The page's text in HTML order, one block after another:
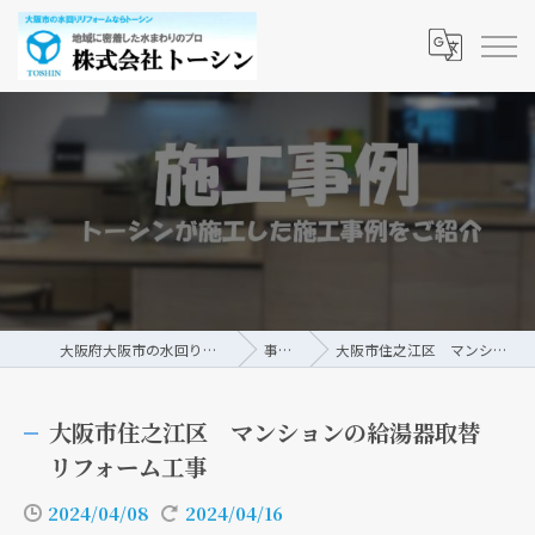
大阪府大阪市の水回りリフォームなら株式会社トーシン 事例/ブログ 大阪市住之江区 マンションの給湯器取替リフォーム工事
大阪市住之江区 マンションの給湯器取替
リフォーム工事
2024/04/08 2024/04/16